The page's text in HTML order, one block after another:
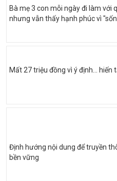
Bà mẹ 3 con mỗi ngày đi làm với
nhưng vẫn thấy hạnh phúc vì
Mất 27 triệu đồng vì ý định… hiến
Định hướng nội dung để truyền
bền vững